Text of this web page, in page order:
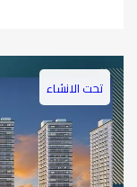
تحت الانشاء